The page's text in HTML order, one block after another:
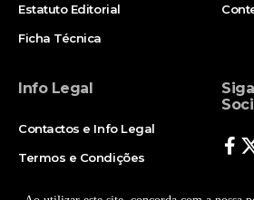
Estatuto Editorial
Ficha Técnica
Info Legal
Contactos e Info Legal
Termos e Condições